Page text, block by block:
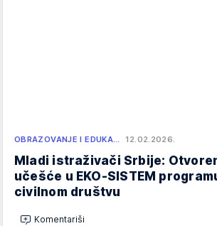
OBRAZOVANJE I EDUKA… 12.02.2026.
Mladi istraživači Srbije:
učešće u EKO-SISTEM
civilnom društvu
Komentariši